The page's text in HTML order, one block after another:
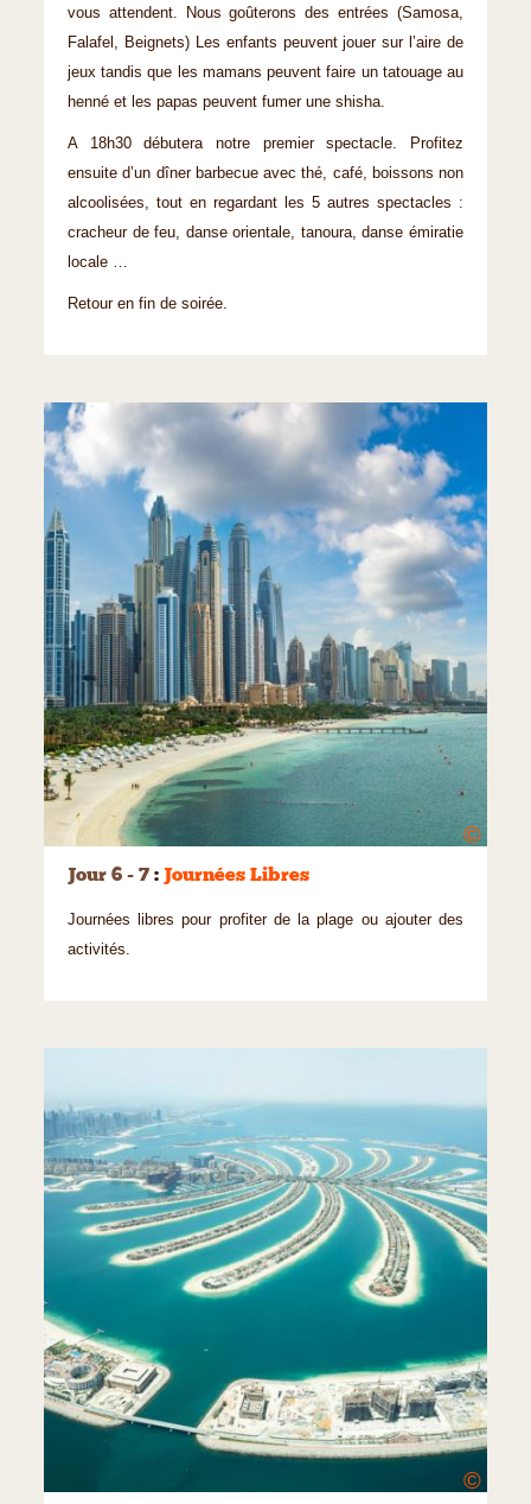
vous attendent. Nous goûterons des entrées (Samosa,
Falafel, Beignets) Les enfants peuvent jouer sur l’aire de
jeux tandis que les mamans peuvent faire un tatouage au
henné et les papas peuvent fumer une shisha.
A 18h30 débutera notre premier spectacle. Profitez
ensuite d’un dîner barbecue avec thé, café, boissons non
alcoolisées, tout en regardant les 5 autres spectacles :
cracheur de feu, danse orientale, tanoura, danse émiratie
locale …
Retour en fin de soirée.
©
Jour 6 - 7 : Journées Libres
Journées libres pour profiter de la plage ou ajouter des
activités.
©